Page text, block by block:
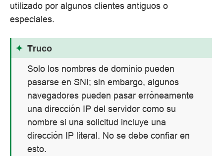
utilizado por algunos clientes antiguos o
especiales.
Truco
Solo los nombres de dominio pueden
pasarse en SNI; sin embargo, algunos
navegadores pueden pasar erróneamente
una dirección IP del servidor como su
nombre si una solicitud incluye una
dirección IP literal. No se debe confiar en
esto.